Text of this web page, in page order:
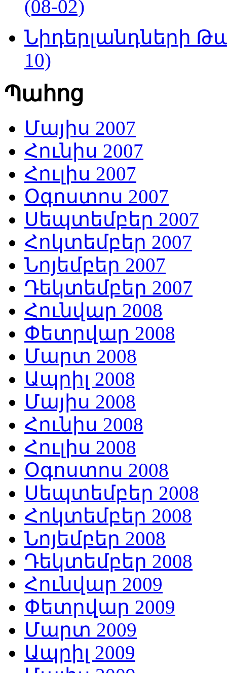
(08-02)
Նիդերլանդների
10)
Պահոց
Մայիս 2007
Հունիս 2007
Հուլիս 2007
Օգոստոս 2007
Սեպտեմբեր 2007
Հոկտեմբեր 2007
Նոյեմբեր 2007
Դեկտեմբեր 2007
Հունվար 2008
Փետրվար 2008
Մարտ 2008
Ապրիլ 2008
Մայիս 2008
Հունիս 2008
Հուլիս 2008
Օգոստոս 2008
Սեպտեմբեր 2008
Հոկտեմբեր 2008
Նոյեմբեր 2008
Դեկտեմբեր 2008
Հունվար 2009
Փետրվար 2009
Մարտ 2009
Ապրիլ 2009